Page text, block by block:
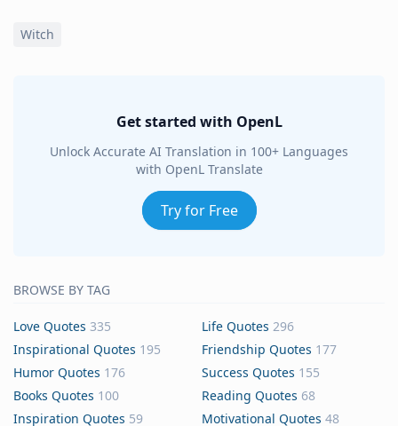
Witch
Get started with OpenL
Unlock Accurate AI Translation in 100+ Languages
with OpenL Translate
Try for Free
BROWSE BY TAG
Love Quotes 335 Life Quotes 296
Inspirational Quotes 195 Friendship Quotes 177
Humor Quotes 176 Success Quotes 155
Books Quotes 100 Reading Quotes 68
Inspiration Quotes 59 Motivational Quotes 48